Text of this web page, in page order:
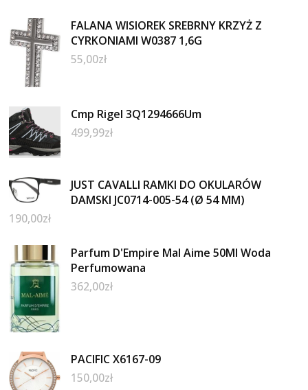
FALANA WISIOREK SREBRNY KRZYŻ Z
CYRKONIAMI W0387 1,6G
55,00zł
Cmp Rigel 3Q1294666Um
499,99zł
JUST CAVALLI RAMKI DO OKULARÓW
DAMSKI JC0714-005-54 (Ø 54 MM)
190,00zł
Parfum D'Empire Mal Aime 50Ml Woda
Perfumowana
362,00zł
PACIFIC X6167-09
150,00zł